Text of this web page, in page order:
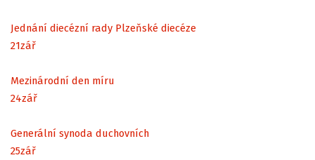
Jednání diecézní rady Plzeňské diecéze
21zář
Mezinárodní den míru
24zář
Generální synoda duchovních
25zář